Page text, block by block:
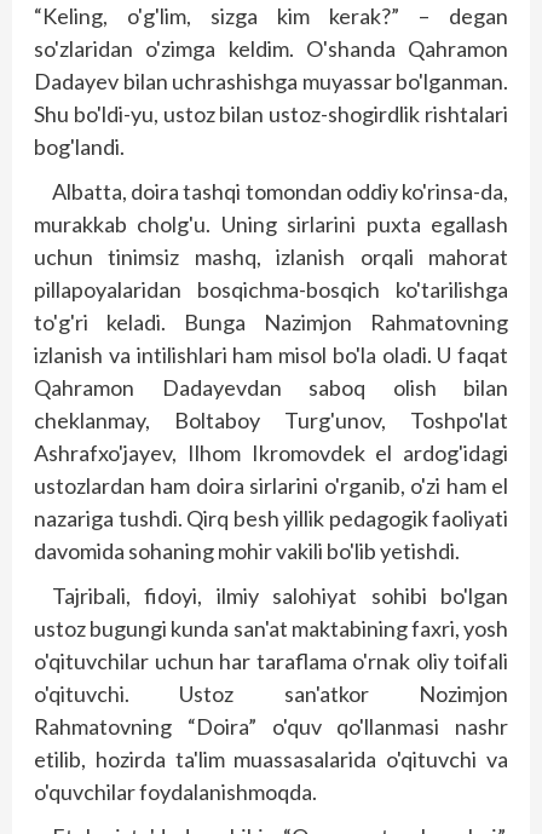
“Keling, o'g'lim, sizga kim kerak?” – degan
so'zlaridan o'zimga keldim. O'shanda Qahramon
Dadayev bilan uchrashishga muyassar bo'lganman.
Shu bo'ldi-yu, ustoz bilan ustoz-shogirdlik rishtalari
bog'landi.
Albatta, doira tashqi tomondan oddiy ko'rinsa-da,
murakkab cholg'u. Uning sirlarini puxta egallash
uchun tinimsiz mashq, izlanish orqali mahorat
pillapoyalaridan bosqichma-bosqich ko'tarilishga
to'g'ri keladi. Bunga Nazimjon Rahmatovning
izlanish va intilishlari ham misol bo'la oladi. U faqat
Qahramon Dadayevdan saboq olish bilan
cheklanmay, Boltaboy Turg'unov, Toshpo'lat
Ashrafxo'jayev, Ilhom Ikromovdek el ardog'idagi
ustozlardan ham doira sirlarini o'rganib, o'zi ham el
nazariga tushdi. Qirq besh yillik pedagogik faoliyati
davomida sohaning mohir vakili bo'lib yetishdi.
Tajribali, fidoyi, ilmiy salohiyat sohibi bo'lgan
ustoz bugungi kunda san'at maktabining faxri, yosh
o'qituvchilar uchun har taraflama o'rnak oliy toifali
o'qituvchi. Ustoz san'atkor Nozimjon
Rahmatovning “Doira” o'quv qo'llanmasi nashr
etilib, hozirda ta'lim muassasalarida o'qituvchi va
o'quvchilar foydalanishmoqda.